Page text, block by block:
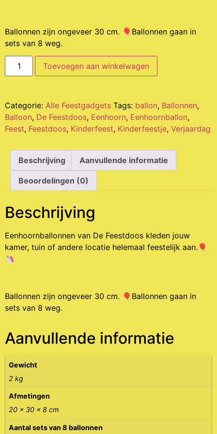
Ballonnen zijn ongeveer 30 cm. 🎈Ballonnen gaan in
sets van 8 weg.
Toevoegen aan winkelwagen
Categorie: Alle Feestgadgets Tags: ballon, Ballonnen,
Balloon, De Feestdoos, Eenhoorn, Eenhoornballon,
Feest, Feestdoos, Kinderfeest, Kinderfeestje, Verjaardag
Beschrijving Aanvullende informatie
Beoordelingen (0)
Beschrijving
Eenhoornballonnen van De Feestdoos kleden jouw
kamer, tuin of andere locatie helemaal feestelijk aan.🎈
🦄
Ballonnen zijn ongeveer 30 cm. 🎈Ballonnen gaan in
sets van 8 weg.
Aanvullende informatie
Gewicht
2 kg
Afmetingen
20 × 30 × 8 cm
Aantal sets van 8 ballonnen